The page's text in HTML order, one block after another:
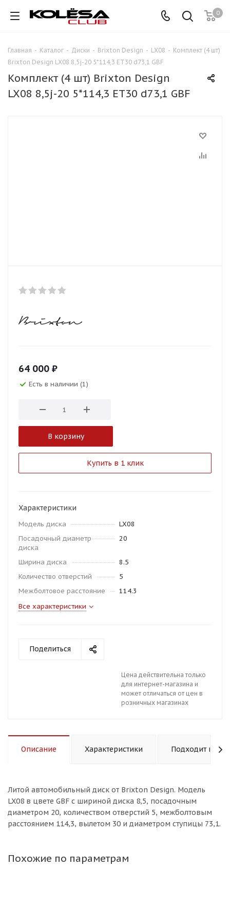
0
Главная - Каталог - Диски - Brixton Design - LX08 - Комплект (4 шт)
Brixton Design LX08 8,5j-20 5*114,3 ET30 d73,1 GBF
Комплект (4 шт) Brixton Design
LX08 8,5j-20 5*114,3 ET30 d73,1 GBF
64 000 ₽
Есть в наличии (1)
В корзину
Купить в 1 клик
Характеристики
Модель диска
LX08
Посадочный диаметр
диска
20
Ширина диска
8.5
Количество отверстий
5
Межболтовое расстояние
114.3
Все характеристики
Поделиться
Цена действительна только
для интернет-магазина и
может отличаться от цен в
розничных магазинах
Описание Характеристики Подходит к
Литой aвтомобильный диск от Brixton Design. Модель
LX08 в цвете GBF с шириной диска 8,5, посадочным
диаметром 20, количеством отверстий 5, межболтовым
расстоянием 114,3, вылетом 30 и диаметром ступицы 73,1.
Похожие по параметрам